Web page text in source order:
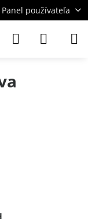
Panel používateľa